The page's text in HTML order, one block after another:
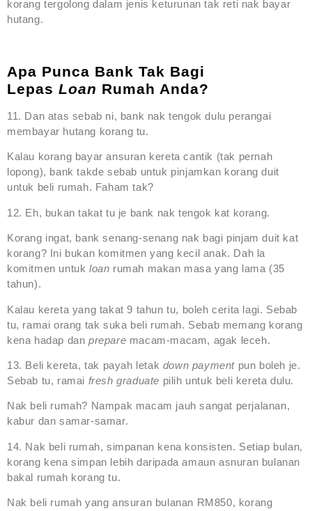
korang tergolong dalam jenis keturunan tak reti nak bayar
hutang.
Apa Punca Bank Tak Bagi
Lepas Loan Rumah Anda?
11. Dan atas sebab ni, bank nak tengok dulu perangai
membayar hutang korang tu.
Kalau korang bayar ansuran kereta cantik (tak pernah
lopong), bank takde sebab untuk pinjamkan korang duit
untuk beli rumah. Faham tak?
12. Eh, bukan takat tu je bank nak tengok kat korang.
Korang ingat, bank senang-senang nak bagi pinjam duit kat
korang? Ini bukan komitmen yang kecil anak. Dah la
komitmen untuk loan rumah makan masa yang lama (35
tahun).
Kalau kereta yang takat 9 tahun tu, boleh cerita lagi. Sebab
tu, ramai orang tak suka beli rumah. Sebab memang korang
kena hadap dan prepare macam-macam, agak leceh.
13. Beli kereta, tak payah letak down payment pun boleh je.
Sebab tu, ramai fresh graduate pilih untuk beli kereta dulu.
Nak beli rumah? Nampak macam jauh sangat perjalanan,
kabur dan samar-samar.
14. Nak beli rumah, simpanan kena konsisten. Setiap bulan,
korang kena simpan lebih daripada amaun asnuran bulanan
bakal rumah korang tu.
Nak beli rumah yang ansuran bulanan RM850, korang